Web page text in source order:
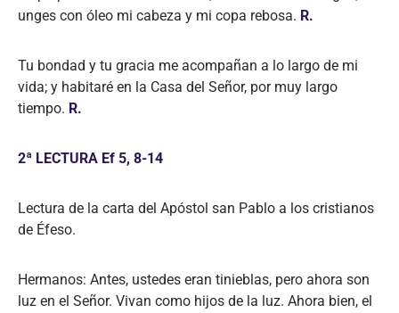
unges con óleo mi cabeza y mi copa rebosa. R.
Tu bondad y tu gracia me acompañan a lo largo de mi
vida; y habitaré en la Casa del Señor, por muy largo
tiempo. R.
2ª LECTURA Ef 5, 8-14
Lectura de la carta del Apóstol san Pablo a los cristianos
de Éfeso.
Hermanos: Antes, ustedes eran tinieblas, pero ahora son
luz en el Señor. Vivan como hijos de la luz. Ahora bien, el